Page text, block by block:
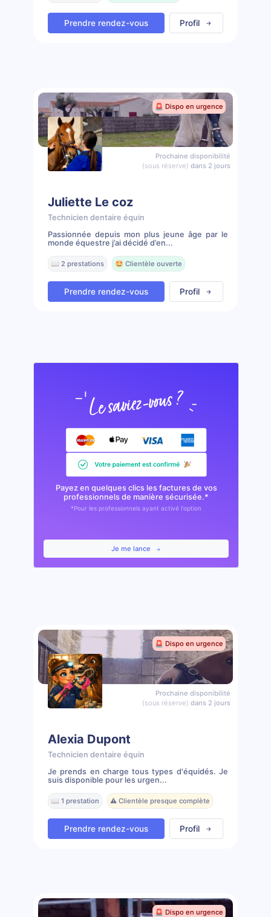
Prendre rendez-vous Profil
🚨 Dispo en urgence
Prochaine disponibilité
(sous réserve) dans 2 jours
Juliette Le coz
Technicien dentaire équin
Passionnée depuis mon plus jeune âge par le
monde équestre j’ai décidé d’en...
📖 2 prestations 🤩 Clientèle ouverte
Prendre rendez-vous Profil
Payez en quelques clics les factures de vos
professionnels de manière sécurisée.*
*Pour les professionnels ayant activé l'option
Je me lance
🚨 Dispo en urgence
Prochaine disponibilité
(sous réserve) dans 2 jours
Alexia Dupont
Technicien dentaire équin
Je prends en charge tous types d'équidés. Je
suis disponible pour les urgen...
📖 1 prestation ⚠️ Clientèle presque complète
Prendre rendez-vous Profil
🚨 Dispo en urgence